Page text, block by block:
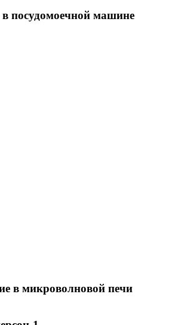
посудомоечной машине
в микроволновой печи